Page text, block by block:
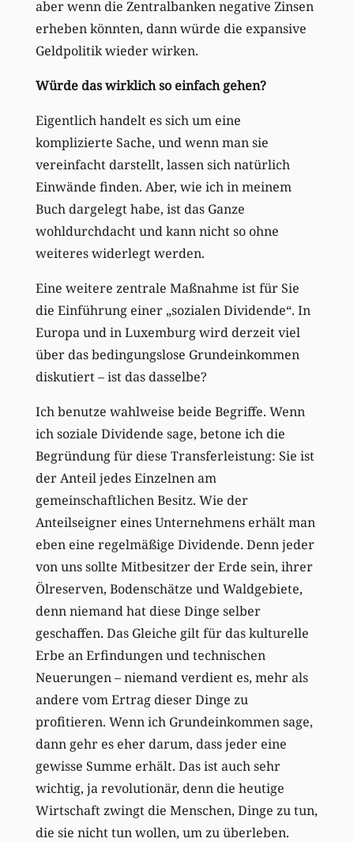
aber wenn die Zentralbanken negative Zinsen
erheben könnten, dann würde die expansive
Geldpolitik wieder wirken.
Würde das wirklich so einfach gehen?
Eigentlich handelt es sich um eine
komplizierte Sache, und wenn man sie
vereinfacht darstellt, lassen sich natürlich
Einwände finden. Aber, wie ich in meinem
Buch dargelegt habe, ist das Ganze
wohldurchdacht und kann nicht so ohne
weiteres widerlegt werden.
Eine weitere zentrale Maßnahme ist für Sie
die Einführung einer „sozialen Dividende“. In
Europa und in Luxemburg wird derzeit viel
über das bedingungslose Grundeinkommen
diskutiert – ist das dasselbe?
Ich benutze wahlweise beide Begriffe. Wenn
ich soziale Dividende sage, betone ich die
Begründung für diese Transferleistung: Sie ist
der Anteil jedes Einzelnen am
gemeinschaftlichen Besitz. Wie der
Anteilseigner eines Unternehmens erhält man
eben eine regelmäßige Dividende. Denn jeder
von uns sollte Mitbesitzer der Erde sein, ihrer
Ölreserven, Bodenschätze und Waldgebiete,
denn niemand hat diese Dinge selber
geschaffen. Das Gleiche gilt für das kulturelle
Erbe an Erfindungen und technischen
Neuerungen – niemand verdient es, mehr als
andere vom Ertrag dieser Dinge zu
profitieren. Wenn ich Grundeinkommen sage,
dann gehr es eher darum, dass jeder eine
gewisse Summe erhält. Das ist auch sehr
wichtig, ja revolutionär, denn die heutige
Wirtschaft zwingt die Menschen, Dinge zu tun,
die sie nicht tun wollen, um zu überleben.